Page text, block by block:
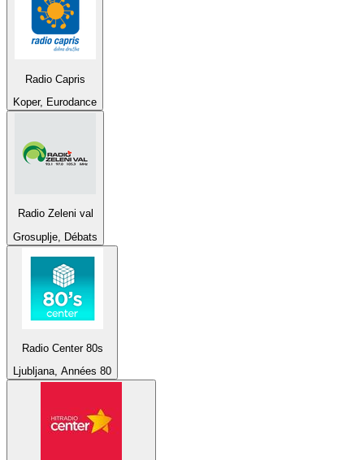
Radio Capris
Koper, Eurodance
Radio Zeleni val
Grosuplje, Débats
Radio Center 80s
Ljubljana, Années 80